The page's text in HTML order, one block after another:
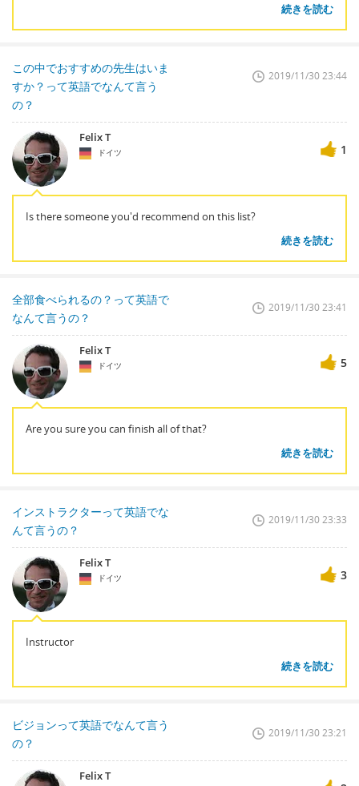
続きを読む
この中でおすすめの先生はいま
すか？って英語でなんて言う
の？
2019/11/30 23:44
Felix T
ドイツ 1
Is there someone you'd recommend on this list?
続きを読む
全部食べられるの？って英語で
なんて言うの？
2019/11/30 23:41
Felix T
ドイツ 5
Are you sure you can finish all of that?
続きを読む
インストラクターって英語でな
んて言うの？
2019/11/30 23:33
Felix T
ドイツ 3
Instructor
続きを読む
ビジョンって英語でなんて言う
の？
2019/11/30 23:21
Felix T